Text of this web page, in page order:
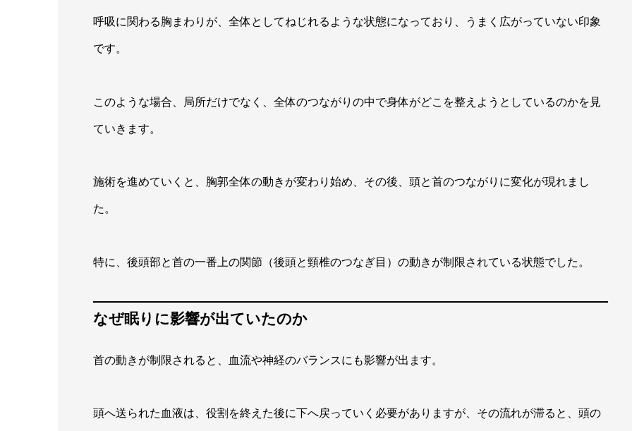
呼吸に関わる胸まわりが、全体としてねじれるような状態になっており、うまく広がっていない印象
です。
このような場合、局所だけでなく、全体のつながりの中で身体がどこを整えようとしているのかを見
ていきます。
施術を進めていくと、胸郭全体の動きが変わり始め、その後、頭と首のつながりに変化が現れまし
た。
特に、後頭部と首の一番上の関節（後頭と頸椎のつなぎ目）の動きが制限されている状態でした。
なぜ眠りに影響が出ていたのか
首の動きが制限されると、血流や神経のバランスにも影響が出ます。
頭へ送られた血液は、役割を終えた後に下へ戻っていく必要がありますが、その流れが滞ると、頭の